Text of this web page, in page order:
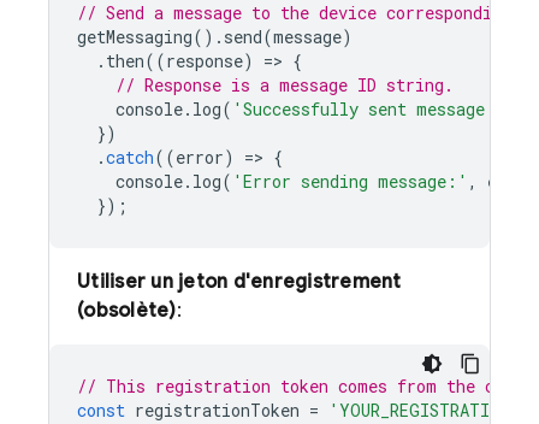
// Send a message to the device corresponding
getMessaging(). send(message)
. then((response) => {
// Response is a message ID string.
console. log( 'Successfully sent message:'
})
.catch((error) => {
console. log( 'Error sending message:' , error
});
Utiliser un jeton d'enregistrement
(obsolète):
// This registration token comes from the client
const registrationToken =